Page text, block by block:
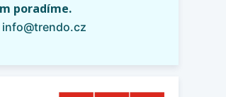
poradíme.
info@trendo.cz